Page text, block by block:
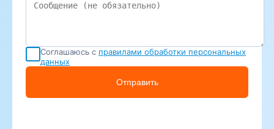
Соглашаюсь с правилами обработки персональных
данных
Отправить